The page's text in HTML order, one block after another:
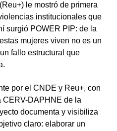
le mostró de primera
institucionales que
surgió POWER PIP: de la
mujeres viven no es un
fallo estructural que
por el CNDE y Reu+, con
CERV-DAPHNE de la
documenta y visibiliza
claro: elaborar un